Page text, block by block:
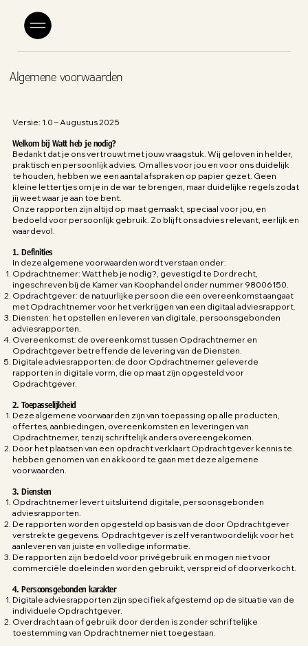
Algemene voorwaarden
Versie: 1.0 – Augustus 2025
Welkom bij Watt heb je nodig?
Bedankt dat je ons vertrouwt met jouw vraagstuk. Wij geloven in helder,
praktisch en persoonlijk advies. Om alles voor jou en voor ons duidelijk
te houden, hebben we een aantal afspraken op papier gezet. Geen
kleine lettertjes om je in de war te brengen, maar duidelijke regels zodat
jij weet waar je aan toe bent.
Onze rapporten zijn altijd op maat gemaakt, speciaal voor jou, en
bedoeld voor persoonlijk gebruik. Zo blijft ons advies relevant, eerlijk en
waardevol.
1. Definities
In deze algemene voorwaarden wordt verstaan onder:
Opdrachtnemer: Watt heb je nodig?, gevestigd te Dordrecht,
ingeschreven bij de Kamer van Koophandel onder nummer 98006150.
Opdrachtgever: de natuurlijke persoon die een overeenkomst aangaat
met Opdrachtnemer voor het verkrijgen van een digitaal adviesrapport.
Diensten: het opstellen en leveren van digitale, persoonsgebonden
adviesrapporten.
Overeenkomst: de overeenkomst tussen Opdrachtnemer en
Opdrachtgever betreffende de levering van de Diensten.
Digitale adviesrapporten: de door Opdrachtnemer geleverde
rapporten in digitale vorm, die op maat zijn opgesteld voor
Opdrachtgever.
2. Toepasselijkheid
Deze algemene voorwaarden zijn van toepassing op alle producten,
offertes, aanbiedingen, overeenkomsten en leveringen van
Opdrachtnemer, tenzij schriftelijk anders overeengekomen.
Door het plaatsen van een opdracht verklaart Opdrachtgever kennis te
hebben genomen van en akkoord te gaan met deze algemene
voorwaarden.
3. Diensten
Opdrachtnemer levert uitsluitend digitale, persoonsgebonden
adviesrapporten.
De rapporten worden opgesteld op basis van de door Opdrachtgever
verstrekte gegevens. Opdrachtgever is zelf verantwoordelijk voor het
aanleveren van juiste en volledige informatie.
De rapporten zijn bedoeld voor privégebruik en mogen niet voor
commerciële doeleinden worden gebruikt, verspreid of doorverkocht.
4. Persoonsgebonden karakter
Digitale adviesrapporten zijn specifiek afgestemd op de situatie van de
individuele Opdrachtgever.
Overdracht aan of gebruik door derden is zonder schriftelijke
toestemming van Opdrachtnemer niet toegestaan.